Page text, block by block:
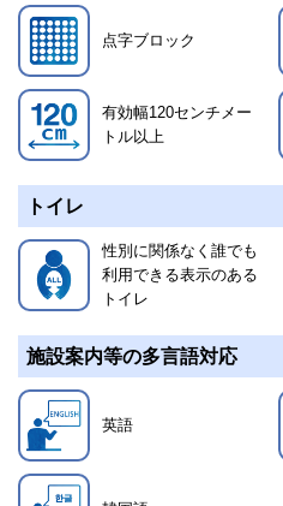
点字ブロック
有効幅120センチメー
トル以上
トイレ
性別に関係なく誰でも
利用できる表示のある
トイレ
施設案内等の多言語対応
英語